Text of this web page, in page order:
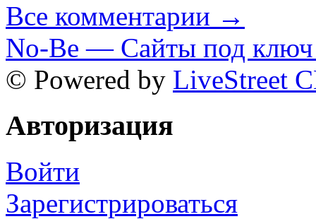
Все комментарии →
No-Be — Сайты под ключ
© Powered by LiveStreet
Авторизация
Войти
Зарегистрироваться